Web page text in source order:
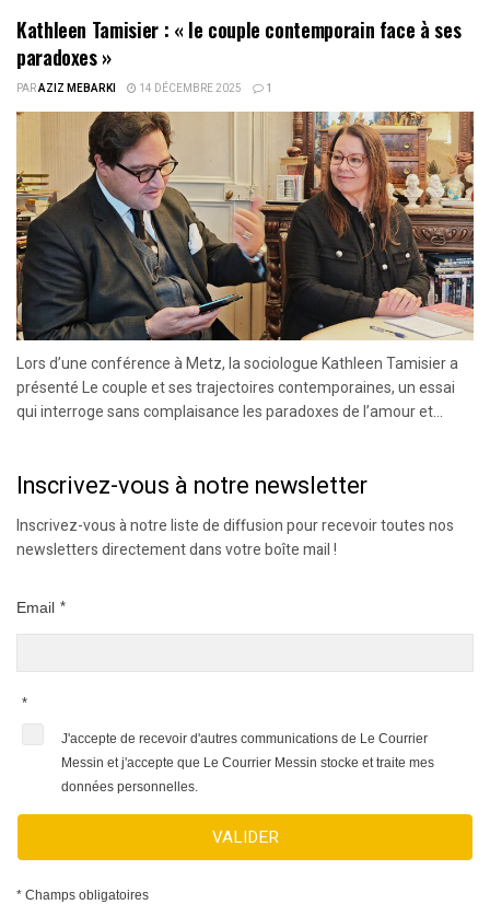
Kathleen Tamisier : « le couple contemporain face à ses
paradoxes »
PARAZIZ MEBARKI 14 DÉCEMBRE 2025 1
Lors d’une conférence à Metz, la sociologue Kathleen Tamisier a
présenté Le couple et ses trajectoires contemporaines, un essai
qui interroge sans complaisance les paradoxes de l’amour et...
Inscrivez-vous à notre newsletter
Inscrivez-vous à notre liste de diffusion pour recevoir toutes nos
newsletters directement dans votre boîte mail !
Email *
*
J'accepte de recevoir d'autres communications de Le Courrier
Messin et j'accepte que Le Courrier Messin stocke et traite mes
données personnelles.
VALIDER
* Champs obligatoires